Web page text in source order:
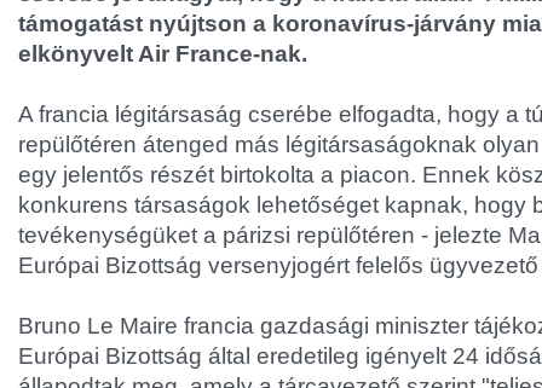
támogatást nyújtson a koronavírus-járvány
elkönyvelt Air France-nak.
A francia légitársaság cserébe elfogadta, hogy a
repülőtéren átenged más légitársaságoknak
egy jelentős részét birtokolta a piacon. Ennek
konkurens társaságok lehetőséget kapnak, hogy
tevékenységüket a párizsi repülőtéren - jelezte
Európai Bizottság versenyjogért felelős
Bruno Le Maire francia gazdasági miniszter
Európai Bizottság által eredetileg igényelt 24